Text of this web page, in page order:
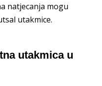
natjecanja mogu
utakmice.
utakmica u